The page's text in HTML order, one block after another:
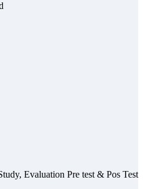
Evaluation Pre test & Pos Test